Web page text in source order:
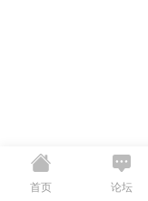
首页 论坛